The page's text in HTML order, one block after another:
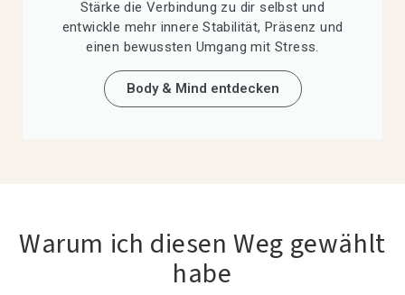
Stärke die Verbindung zu dir selbst und
entwickle mehr innere Stabilität, Präsenz und
einen bewussten Umgang mit Stress.
Body & Mind entdecken
Warum ich diesen Weg gewählt
habe